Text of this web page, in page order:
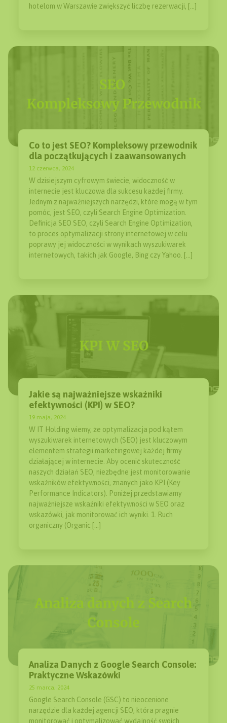
hotelom w Warszawie zwiększyć liczbę rezerwacji, […]
Co to jest SEO? Kompleksowy przewodnik
dla początkujących i zaawansowanych
12 czerwca, 2024
W dzisiejszym cyfrowym świecie, widoczność w
internecie jest kluczowa dla sukcesu każdej firmy.
Jednym z najważniejszych narzędzi, które mogą w tym
pomóc, jest SEO, czyli Search Engine Optimization.
Definicja SEO SEO, czyli Search Engine Optimization,
to proces optymalizacji strony internetowej w celu
poprawy jej widoczności w wynikach wyszukiwarek
internetowych, takich jak Google, Bing czy Yahoo. […]
Jakie są najważniejsze wskaźniki
efektywności (KPI) w SEO?
19 maja, 2024
W IT Holding wiemy, że optymalizacja pod kątem
wyszukiwarek internetowych (SEO) jest kluczowym
elementem strategii marketingowej każdej firmy
działającej w internecie. Aby ocenić skuteczność
naszych działań SEO, niezbędne jest monitorowanie
wskaźników efektywności, znanych jako KPI (Key
Performance Indicators). Poniżej przedstawiamy
najważniejsze wskaźniki efektywności w SEO oraz
wskazówki, jak monitorować ich wyniki. 1. Ruch
organiczny (Organic […]
Analiza Danych z Google Search Console:
Praktyczne Wskazówki
25 marca, 2024
Google Search Console (GSC) to nieocenione
narzędzie dla każdej agencji SEO, która pragnie
monitorować i optymalizować wydajność swoich